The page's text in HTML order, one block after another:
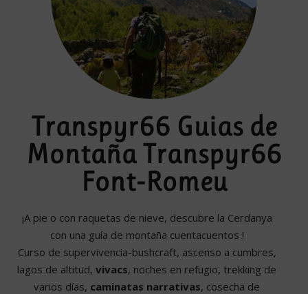
Transpyr66 Guias de
Montaña Transpyr66
Font-Romeu
¡A pie o con raquetas de nieve, descubre la Cerdanya
con una guía de montaña cuentacuentos !
Curso de supervivencia-bushcraft, ascenso a cumbres,
lagos de altitud,vivacs, noches en refugio, trekking de
varios días, caminatas narrativas, cosecha de